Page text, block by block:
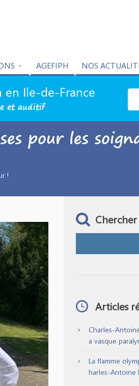
AGEFIPH NOS
en Ile-de-France
et auditif
pour les
!
Chercher
Articles
Charles-
a vasque
La flamme
harles-Antoine